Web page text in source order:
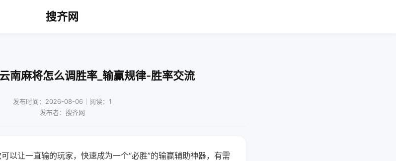
搜齐网
南麻将怎么调胜率_输赢规律-胜率交流
发布时间：2026-08-06｜阅读：1
发布者：搜齐网
以让一直输的玩家，快速成为一个“必胜”的输赢辅助神器，有需